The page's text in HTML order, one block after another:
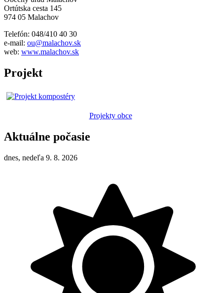
Ortútska cesta 145
974 05 Malachov
Telefón: 048/410 40 30
e-mail: ou@malachov.sk
web: www.malachov.sk
Projekt
Projekty obce
Aktuálne počasie
dnes, nedeľa 9. 8. 2026